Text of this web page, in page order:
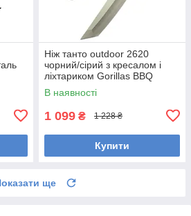
Ніж танто outdoor 2620
чорний/сірий з кресалом і
ліхтариком Gorillas BBQ
KN1080
В наявності
1 099 ₴ 1 228 ₴
Купити
ще